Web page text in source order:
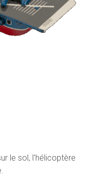
le sol, l’hélicoptère